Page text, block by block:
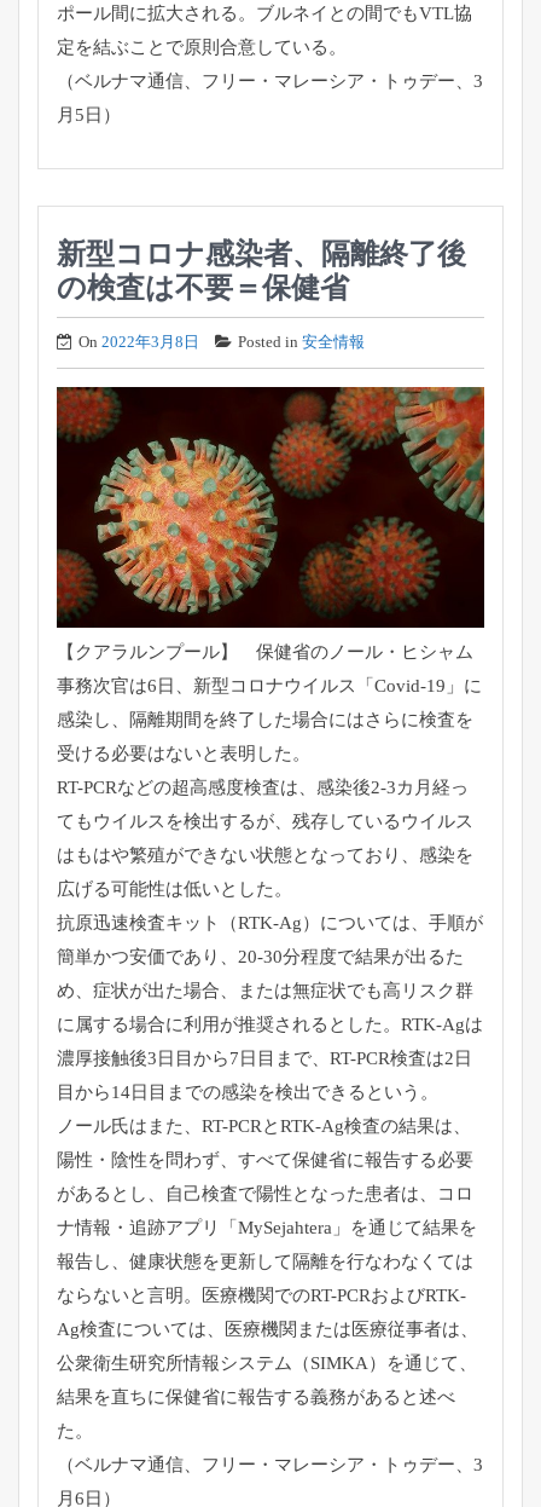
ポール間に拡大される。 ブルネイとの間でもVTL協
定を結ぶことで原則合意している。
（ベルナマ通信、フリー・マレーシア・トゥデー、3
月5日）
新型コロナ感染者、隔離終了後
の検査は不要＝保健省
On 2022年3月8日 Posted in 安全情報
【クアラルンプール】 保健省のノール・ヒシャム
事務次官は6日、新型コロナウイルス「 Covid-19」に
感染し、
隔離期間を終了した場合にはさらに検査を
受ける必要はないと表明 した。
RT-PCRなどの超高感度検査は、感染後2-3カ月経っ
てもウイルスを検出するが、 残存しているウイルス
はもはや繁殖ができない状態となっており、 感染を
広げる可能性は低いとした。
抗原迅速検査キット（RTK-Ag）については、 手順が
簡単かつ安価であり、20-30分程度で結果が出るた
め、 症状が出た場合、
または無症状でも高リスク群
に属する場合に利用が推奨されるとした。RTK-Agは
濃厚接触後3日目から7日目まで、RT-PCR検査は2日
目から14日目までの感染を検出できるという。
ノール氏はまた、RT-PCRとRTK-Ag検査の結果は、
陽性・陰性を問わず、すべて保健省に報告する必要
があるとし、
自己検査で陽性となった患者は、コロ
ナ情報・追跡アプリ「 MySejahtera」を通じて結果を
報告し、 健康状態を更新して隔離を行なわなくては
ならないと言明。
医療機関でのRT-PCRおよびRTK-
Ag検査については、
医療機関または医療従事者は、
公衆衛生研究所情報システム（SIMKA）を通じて、
結果を直ちに保健省に報告する義務があると述べ
た。
（ベルナマ通信、フリー・マレーシア・トゥデー、3
月6日）